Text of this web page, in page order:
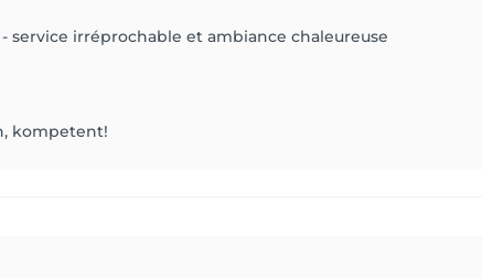
service irréprochable et ambiance chaleureuse
kompetent!